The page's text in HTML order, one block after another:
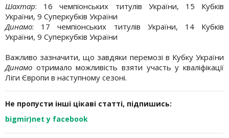
Шахтар: 16 чемпіонських титулів України, 15 Кубків
України, 9 Суперкубків України
Динамо: 17 чемпіонських титулів України, 14 Кубків
України, 9 Суперкубків України
Важливо зазначити, що завдяки перемозі в Кубку України
Динамо отримало можливість взяти участь у кваліфікації
Ліги Європи в наступному сезоні.
Не пропусти інші цікаві статті, підпишись:
bigmir)net у facebook